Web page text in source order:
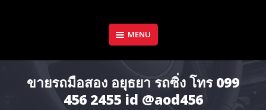
MENU
ขายรถมือสอง อยุธยา รถซิ่ง โทร 099
456 2455 id @aod456